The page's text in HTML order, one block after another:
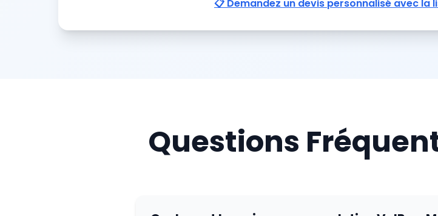
📋 Demandez un devis personnalisé avec
Questions